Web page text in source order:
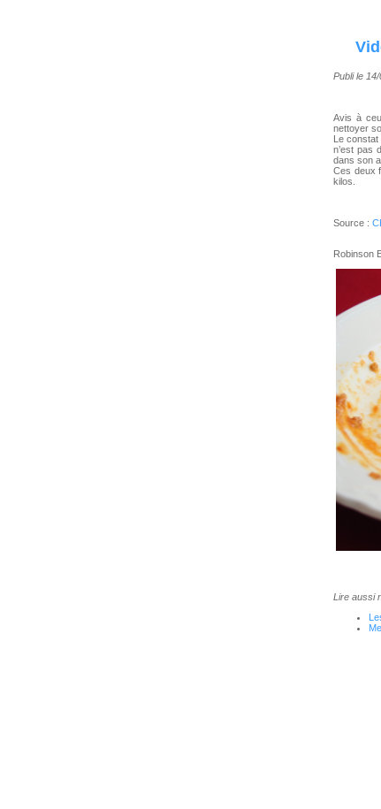
Publi le
Avis à
nettoyer
Le constat
n’est pas
dans son
Ces deux
kilos.
Source :
Robinson
Lire aussi